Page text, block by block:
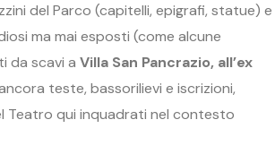
del Parco (capitelli, epigrafi, statue) e
ma mai esposti (come alcune
da scavi a Villa San Pancrazio, all’ex
teste, bassorilievi e iscrizioni,
Teatro qui inquadrati nel contesto